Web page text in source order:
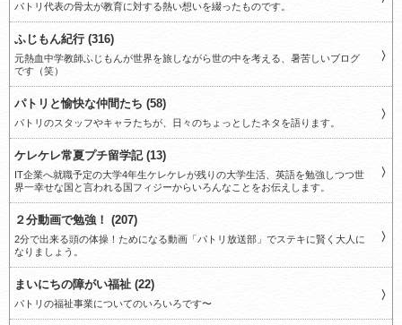
パトリ代表の骨太が教育に対する熱い想いを綴ったものです。
ふじもん紀行 (316)
元熱血中学教師ふじもんが世界を旅しながら世の中を考える、暑苦しいブログ
です（笑）
パトリと愉快な仲間たち (58)
パトリのスタッフやキャラたちが、日々のちょっとしたネタを語ります。
ケレケレ常夏プチ留学記 (13)
IT企業へ就職予定の大学4年生ケレケレが残りの大学生活、英語を勉強しつつ世
界一幸せな国と言われる国フィジーからいろんなことをお伝えします。
２分動画で勉強！ (207)
2分で出来る頭の体操！ためになる動画「パトリ放送部」でステキに賢く大人に
なりましょう。
まいにちの障がい福祉 (22)
パトリの福祉事業についてのいろいろです〜